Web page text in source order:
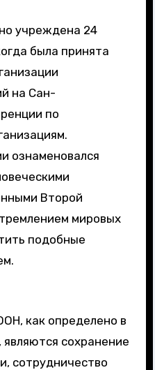
учреждена 24
была принята
на Сан-
по
ознаменовался
Второй
мировых
подобные
как определено в
являются сохранение
сотрудничество